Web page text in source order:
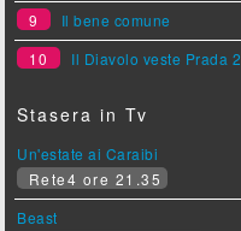
9
Il bene comune
10
Il Diavolo veste Prada 2
Stasera in Tv
Un'estate ai Caraibi
Rete4 ore 21.35
Beast